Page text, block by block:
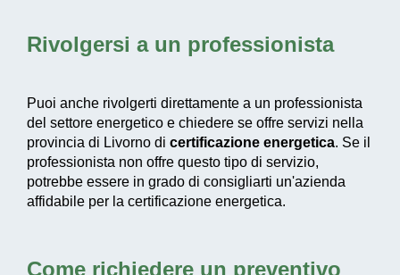
Rivolgersi a un professionista
Puoi anche rivolgerti direttamente a un professionista
del settore energetico e chiedere se offre servizi nella
provincia di Livorno di certificazione energetica. Se il
professionista non offre questo tipo di servizio,
potrebbe essere in grado di consigliarti un'azienda
affidabile per la certificazione energetica.
Come richiedere un preventivo